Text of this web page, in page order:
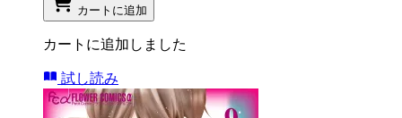
カートに追加
カートに追加しました
試し読み